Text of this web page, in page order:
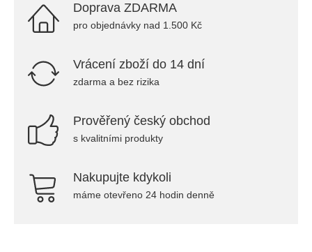
Doprava ZDARMA
pro objednávky nad 1.500 Kč
Vrácení zboží do 14 dní
zdarma a bez rizika
Prověřený český obchod
s kvalitními produkty
Nakupujte kdykoli
máme otevřeno 24 hodin denně